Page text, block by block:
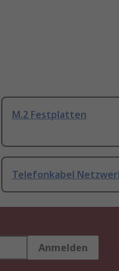
M.2 Festplatten
Telefonkabel
Anmelden